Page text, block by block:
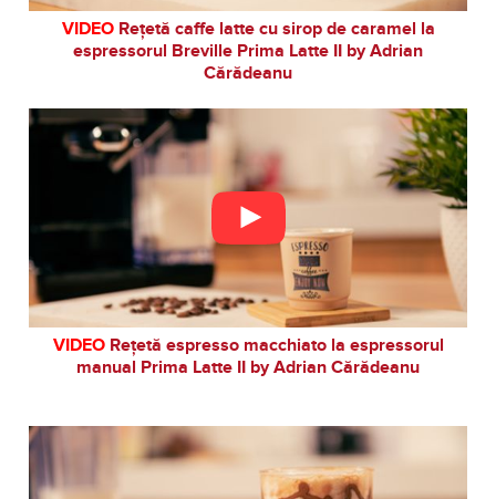
VIDEORețetă caffe latte cu sirop de caramel la
espressorul Breville Prima Latte II by Adrian
Cărădeanu
VIDEORețetă espresso macchiato la espressorul
manual Prima Latte II by Adrian Cărădeanu